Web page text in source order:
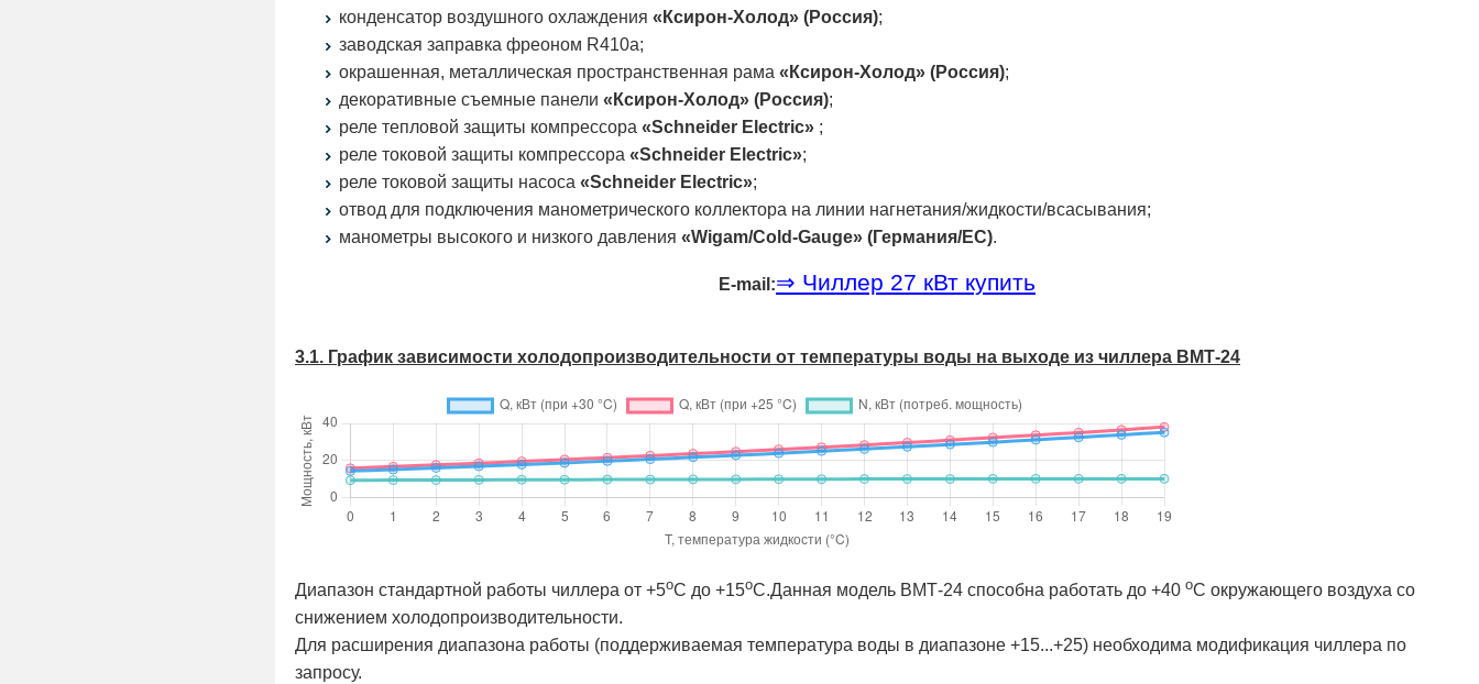
конденсатор воздушного охлаждения «Ксирон-Холод» (Россия);
заводская заправка фреоном R410a;
окрашенная, металлическая пространственная рама «Ксирон-Холод» (Россия);
декоративные съемные панели «Ксирон-Холод» (Россия);
реле тепловой защиты компрессора «Schneider Electric» ;
реле токовой защиты компрессора «Schneider Electric»;
реле токовой защиты насоса «Schneider Electric»;
отвод для подключения манометрического коллектора на линии нагнетания/жидкости/всасывания;
манометры высокого и низкого давления «Wigam/Cold-Gauge» (Германия/ЕС).
E-mail:⇒ Чиллер 27 кВт купить
3.1. График зависимости холодо­производительности от температуры воды на выходе из чиллера ВМТ-24
Диапазон стандартной работы чиллера от +5оC до +15оC.Данная модель ВМТ-24 способна работать до +40 оC окружающего воздуха со
снижением холодо­производительности.
Для расширения диапазона работы (поддерживаемая температура воды в диапазоне +15...+25) необходима модификация чиллера по
запросу.